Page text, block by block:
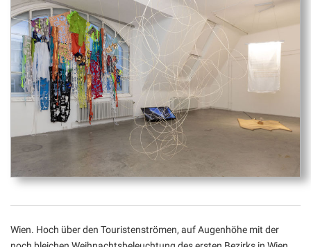
Wien. Hoch über den Touristenströmen, auf Augenhöhe mit der